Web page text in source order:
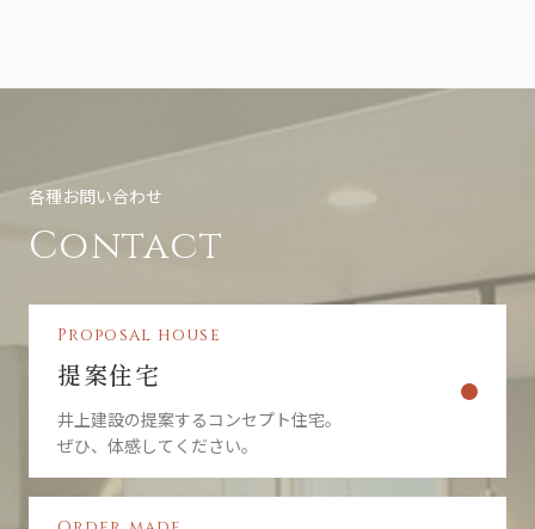
各種お問い合わせ
Contact
Proposal house
提案住宅
井上建設の提案するコンセプト住宅。
ぜひ、体感してください。